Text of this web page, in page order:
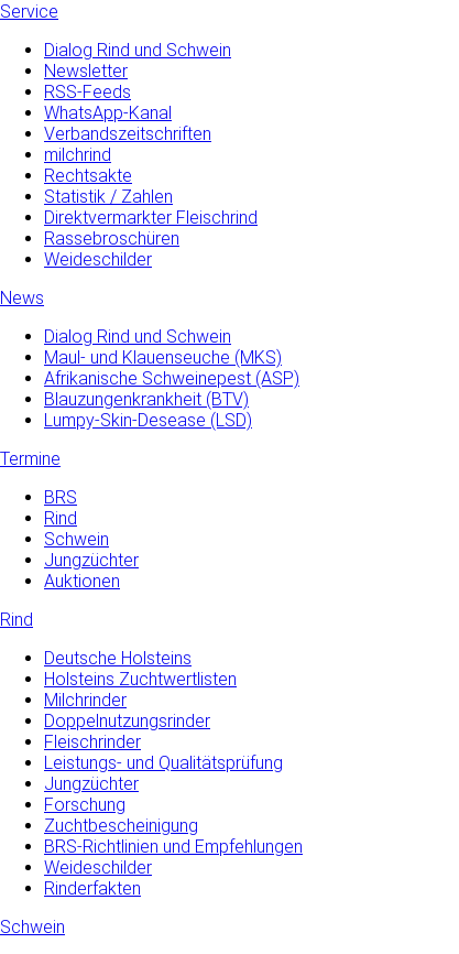
Service
Dialog Rind und Schwein
Newsletter
RSS-Feeds
WhatsApp-Kanal
Verbandszeitschriften
milchrind
Rechtsakte
Statistik / Zahlen
Direktvermarkter Fleischrind
Rassebroschüren
Weideschilder
News
Dialog Rind und Schwein
Maul- und­ Klauenseuche­ (MKS)
Afrikanische Schweinepest (ASP)
Blauzungenkrankheit (BTV)
Lumpy-Skin-Desease (LSD)
Termine
BRS
Rind
Schwein
Jungzüchter
Auktionen
Rind
Deutsche Holsteins
Holsteins Zuchtwertlisten
Milchrinder
Doppelnutzungsrinder
Fleischrinder
Leistungs- und Qualitätsprüfung
Jungzüchter
Forschung
Zuchtbescheinigung
BRS-Richtlinien und Empfehlungen
Weideschilder
Rinderfakten
Schwein